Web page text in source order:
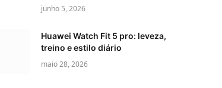
junho 5, 2026
Huawei Watch Fit 5 pro: leveza,
treino e estilo diário
maio 28, 2026